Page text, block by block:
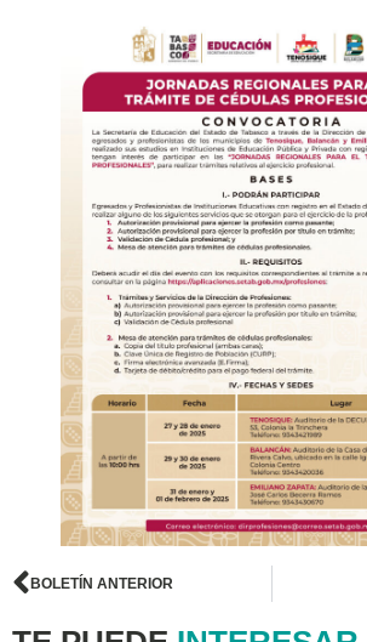
BOLETÍN ANTERIOR